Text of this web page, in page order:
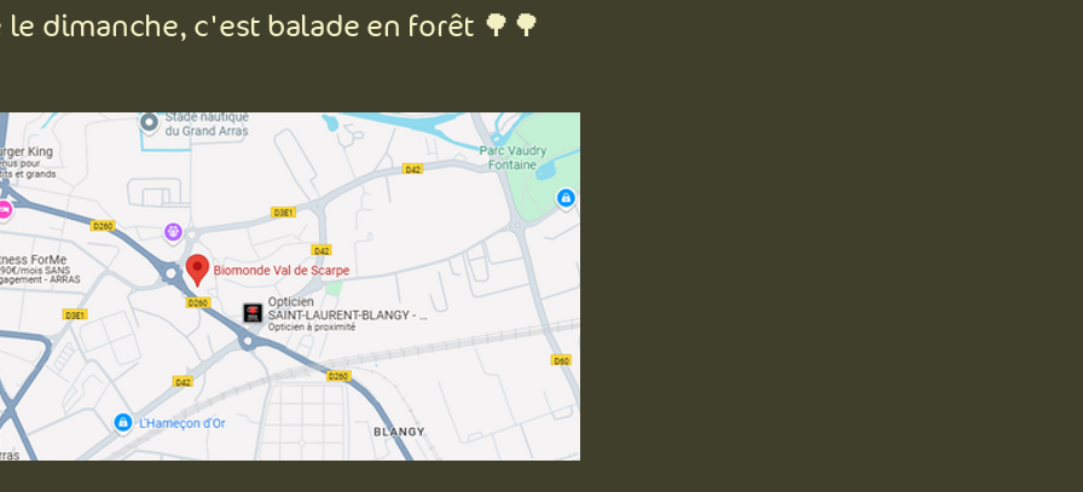
le dimanche, c'est balade en forêt 🌳🌳